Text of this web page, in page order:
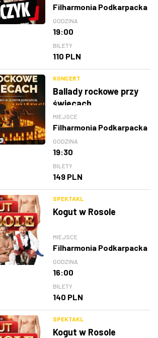
Filharmonia Podkarpacka
GODZINA
19:00
BILETY
110 PLN
KONCERT
Ballady rockowe przy
świecach
MIEJSCE
Filharmonia Podkarpacka
GODZINA
19:30
BILETY
149 PLN
SPEKTAKL
Kogut w Rosole
MIEJSCE
Filharmonia Podkarpacka
GODZINA
16:00
BILETY
140 PLN
SPEKTAKL
Kogut w Rosole